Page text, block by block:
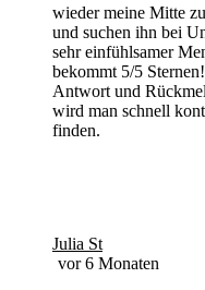
wieder meine Mitte
und suchen ihn bei
sehr einfühlsamer
bekommt 5/5
Antwort und
wird man schnell
finden.
Julia St
vor 6 Monaten